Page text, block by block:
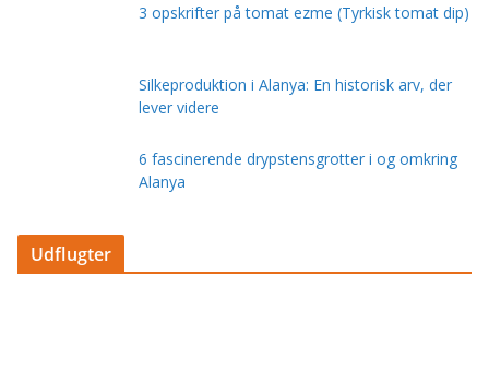
3 opskrifter på tomat ezme (Tyrkisk tomat dip)
Silkeproduktion i Alanya: En historisk arv, der
lever videre
6 fascinerende drypstensgrotter i og omkring
Alanya
Udflugter